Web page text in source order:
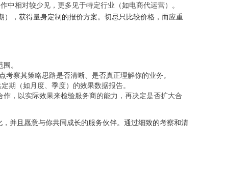
相对较少见，更多见于特定行业（如电商代运营）。
），获得量身定制的报价方案。切忌只比较价格，而应重
。
察其策略思路是否清晰、是否真正理解你的业务。
期（如月度、季度）的效果数据报告。
，以实际效果来检验服务商的能力，再决定是否扩大合
并且愿意与你共同成长的服务伙伴。通过细致的考察和清